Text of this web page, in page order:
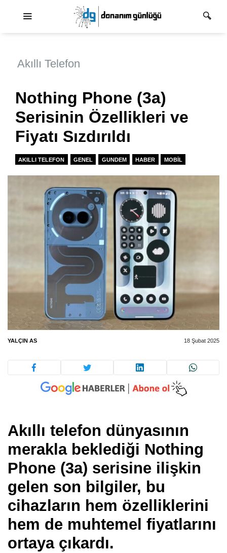
Akıllı Telefon
Nothing Phone (3a)
Serisinin Özellikleri ve
Fiyatı Sızdırıldı
AKILLI TELEFON GENEL GUNDEM HABER MOBIL
YALÇIN AS 18 Şubat 2025
Akıllı telefon dünyasının
merakla beklediği Nothing
Phone (3a) serisine ilişkin
gelen son bilgiler, bu
cihazların hem özelliklerini
hem de muhtemel fiyatlarını
ortaya çıkardı.